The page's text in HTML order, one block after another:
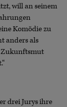
will an seinem
Komödie zu
anders als
Zukunftsmut
drei Jurys ihre